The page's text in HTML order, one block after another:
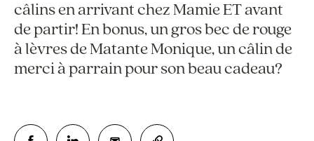
câlins en arrivant chez Mamie ET avant
de partir! En bonus, un gros bec de rouge
à lèvres de Matante Monique, un câlin de
merci à parrain pour son beau cadeau?